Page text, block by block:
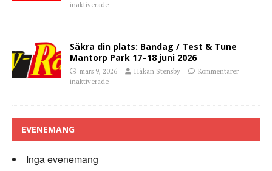
inaktiverade
Säkra din plats: Bandag / Test & Tune
Mantorp Park 17–18 juni 2026
mars 9, 2026 Håkan Stensby
Kommentarer
inaktiverade
EVENEMANG
Inga evenemang